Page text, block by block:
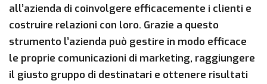
all’azienda di coinvolgere efficacemente i clienti e
costruire relazioni con loro. Grazie a questo
strumento l’azienda può gestire in modo efficace
le proprie comunicazioni di marketing, raggiungere
il giusto gruppo di destinatari e ottenere risultati